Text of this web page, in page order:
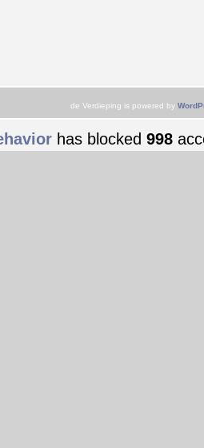
de Verdieping is powered by
has blocked 998